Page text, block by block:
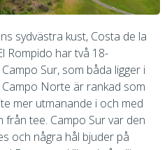
sydvästra kust, Costa de la
Rompido har två 18-
Sur, som båda ligger i
Norte är rankad som
mer utmanande i och med
tee. Campo Sur var den
och några hål bjuder på